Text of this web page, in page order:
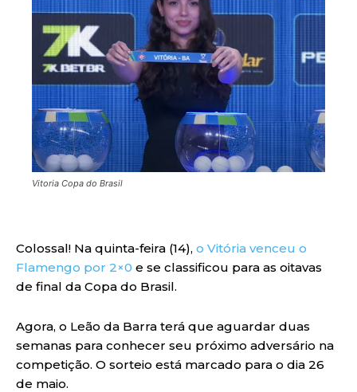
Vitoria Copa do Brasil
Colossal! Na quinta-feira (14), o Vitória venceu o
Flamengo por 2×0 e se classificou para as oitavas
de final da Copa do Brasil.
Agora, o Leão da Barra terá que aguardar duas
semanas para conhecer seu próximo adversário na
competição. O sorteio está marcado para o dia 26
de maio.